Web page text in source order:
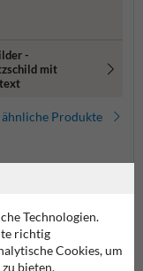
-
mit
Produkte
Technologien.
richtig
Cookies, um
bieten.